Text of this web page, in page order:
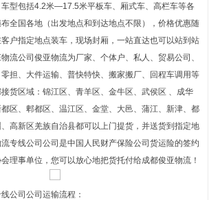
型包括4.2米—17.5米平板车、厢式车、高栏车等各
全国各地（出发地点和到达地点不限），价格优惠随
户指定地点装车，现场封厢，一站直达也可以站到站
流公司俊亚物流为厂家、个体户、私人、贸易公司、
担、大件运输、普快特快、搬家搬厂、回程车调用等
货区域：锦江区、青羊区、金牛区、武侯区 、成华
区、郫都区、温江区、金堂、大邑、蒲江、新津、都
高新区羌族自治县都可以上门提货，并送货到指定地
专线公司公司是中国人民财产保险公司货运险的签约
理事单位，您可以放心地把货托付给成都俊亚物流！
公司公司运输流程：